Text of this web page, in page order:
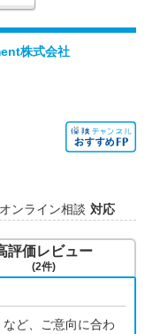
株式会社
オンライン相談 対応
ど、ご意向に合わ
評価レビュー
(2件)